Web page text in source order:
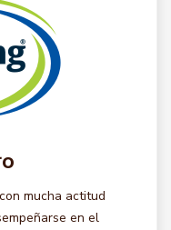
mucha actitud
en el